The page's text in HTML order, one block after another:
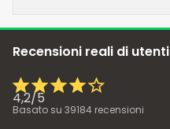
Recensioni reali di utenti
4,2/5
Basato su 39184 recensioni